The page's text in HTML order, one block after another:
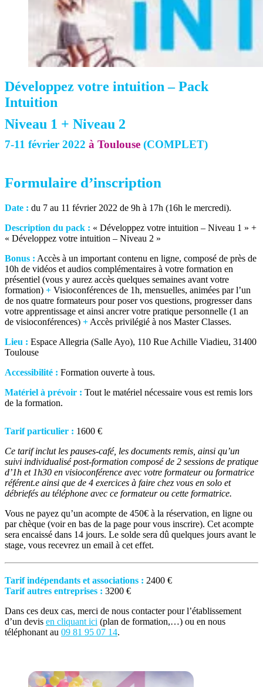
Développez votre intuition – Pack
Intuition
Niveau 1 + Niveau 2
7-11 février 2022 à Toulouse (COMPLET)
Formulaire d’inscription
Date : du 7 au 11 février 2022 de 9h à 17h (16h le mercredi).
Description du pack : « Développez votre intuition – Niveau 1 » +
« Développez votre intuition – Niveau 2 »
Bonus : Accès à un important contenu en ligne, composé de près de
10h de vidéos et audios complémentaires à votre formation en
présentiel (vous y aurez accès quelques semaines avant votre
formation) + Visioconférences de 1h, mensuelles, animées par l’un
de nos quatre formateurs pour poser vos questions, progresser dans
votre apprentissage et ainsi ancrer votre pratique personnelle (1 an
de visioconférences) + Accès privilégié à nos Master Classes.
Lieu : Espace Allegria (Salle Ayo), 110 Rue Achille Viadieu, 31400
Toulouse
Accessibilité : Formation ouverte à tous.
Matériel à prévoir : Tout le matériel nécessaire vous est remis lors
de la formation.
Tarif particulier : 1600 €
Ce tarif inclut les pauses-café, les documents remis, ainsi qu’un
suivi individualisé post-formation composé de 2 sessions de pratique
d’1h et 1h30 en visioconférence avec votre formateur ou formatrice
référent.e ainsi que de 4 exercices à faire chez vous en solo et
débriefés au téléphone avec ce formateur ou cette formatrice.
Vous ne payez qu’un acompte de 450€ à la réservation, en ligne ou
par chèque (voir en bas de la page pour vous inscrire). Cet acompte
sera encaissé dans 14 jours. Le solde sera dû quelques jours avant le
stage, vous recevrez un email à cet effet.
Tarif indépendants et associations : 2400 €
Tarif autres entreprises : 3200 €
Dans ces deux cas, merci de nous contacter pour l’établissement
d’un devis en cliquant ici (plan de formation,…) ou en nous
téléphonant au 09 81 95 07 14.